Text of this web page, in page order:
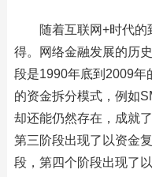
随着互联网+时代
得。网络金融发展的历
段是1990年底到2009年
的资金拆分模式，例如
却还能仍然存在，成就
第三阶段出现了以资金
段，第四个阶段出现了